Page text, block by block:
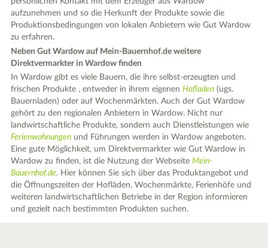
aufzunehmen und so die Herkunft der Produkte sowie die
Produktionsbedingungen von lokalen Anbietern wie Gut Wardow
zu erfahren.
Neben Gut Wardow auf Mein-Bauernhof.de weitere
Direktvermarkter in Wardow finden
In Wardow gibt es viele Bauern, die ihre selbst-erzeugten und
frischen Produkte , entweder in ihrem eigenenHofladen (ugs.
Bauernladen) oder auf Wochenmärkten. Auch der Gut Wardow
gehört zu den regionalen Anbietern in Wardow. Nicht nur
landwirtschaftliche Produkte, sondern auch Dienstleistungen wie
Ferienwohnungen und Führungen werden in Wardow angeboten.
Eine gute Möglichkeit, um Direktvermarkter wie Gut Wardow in
Wardow zu finden, ist die Nutzung der WebseiteMein-
Bauernhof.de. Hier können Sie sich über das Produktangebot und
die Öffnungszeiten der Hofläden, Wochenmärkte, Ferienhöfe und
weiteren landwirtschaftlichen Betriebe in der Region informieren
und gezielt nach bestimmten Produkten suchen.